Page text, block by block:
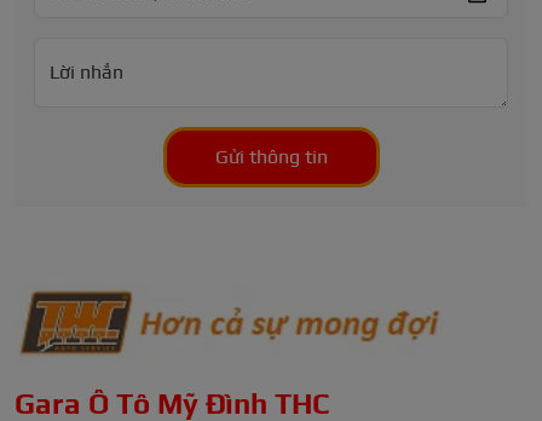
Lời nhắn
Gửi thông tin
Gara Ô Tô Mỹ Đình THC